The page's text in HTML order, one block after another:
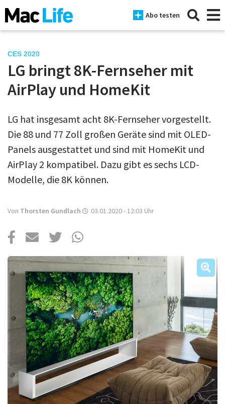
Abo testen
News
Mac
iPad
Tests
Tipps
Magazine
Über uns
Podcast
Mac Life+
Anmelden
CES 2020
LG bringt 8K-Fernseher mit
AirPlay und HomeKit
LG hat insgesamt acht 8K-Fernseher vorgestellt.
Die 88 und 77 Zoll großen Geräte sind mit OLED-
Panels ausgestattet und sind mit HomeKit und
AirPlay 2 kompatibel. Dazu gibt es sechs LCD-
Modelle, die 8K können.
Von Thorsten Gundlach 03.01.2020 - 12:03 Uhr